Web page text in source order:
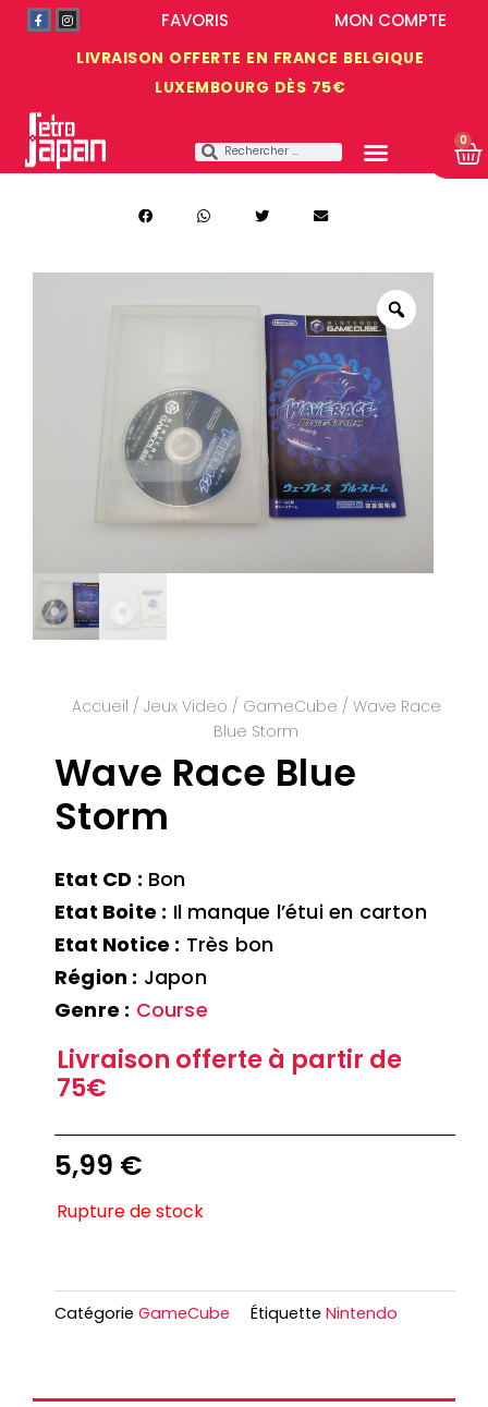
LIVRAISON OFFERTE EN FRANCE BELGIQUE
LUXEMBOURG DÈS 75€
MON COMPTE
FAVORIS
0
Accueil / Jeux Video / GameCube / Wave Race
Blue Storm
Wave Race Blue
Storm
Etat CD : Bon
Etat Boite : Il manque l’étui en carton
Etat Notice : Très bon
Région : Japon
Genre : Course
Livraison offerte à partir de
75€
5,99 €
Rupture de stock
Catégorie GameCube Étiquette Nintendo